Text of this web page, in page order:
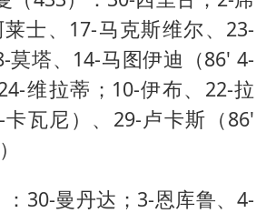
士、17-马克斯维尔、23-
莫塔、14-马图伊迪（86' 4-
维拉蒂；10-伊布、22-拉
瓦尼）、29-卢卡斯（86'
30-曼丹达；3-恩库鲁、4-